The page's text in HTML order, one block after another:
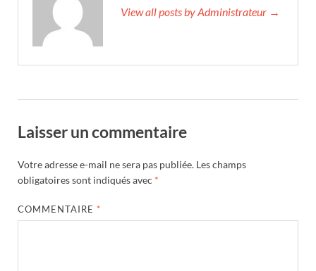
View all posts by Administrateur →
Laisser un commentaire
Votre adresse e-mail ne sera pas publiée. Les champs
obligatoires sont indiqués avec *
COMMENTAIRE *